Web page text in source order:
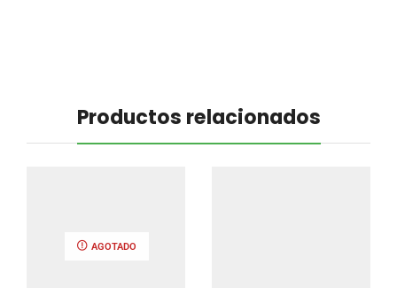
Productos relacionados
AGOTADO